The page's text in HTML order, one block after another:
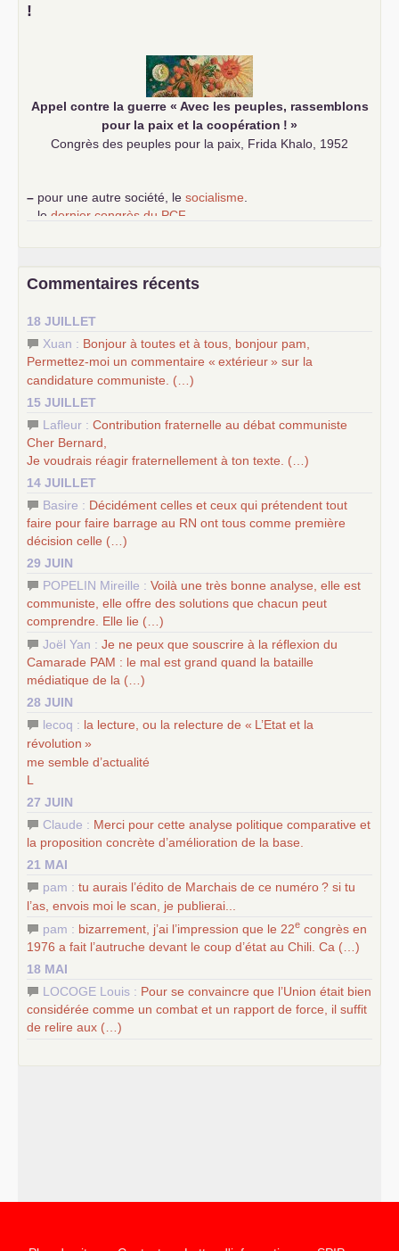
–!
Appel contre la guerre « Avec les peuples, rassemblons
pour la paix et la coopération ! »
Congrès des peuples pour la paix, Frida Khalo, 1952
– pour une autre société, le socialisme
le dernier congrès du PCF
science sociale de notre temps
d’Europe
–lescinq chantiers pour contribuer au débat sur le projet
communiste
Commentaires récents
18 JUILLET
Xuan : Bonjour à toutes et à tous, bonjour pam,
Permettez-moi un commentaire « extérieur» sur la
candidature communiste. (…)
15 JUILLET
Lafleur : Contribution fraternelle au débat communiste
Cher Bernard,
Je voudrais réagir fraternellement à ton texte. (…)
14 JUILLET
Basire : Décidément celles et ceux qui prétendent tout
faire pour faire barrage au RN ont tous comme première
décision celle (…)
29 JUIN
POPELIN Mireille : Voilà une très bonne analyse, elle est
communiste, elle offre des solutions que chacun peut
comprendre. Elle lie (…)
Joël Yan : Je ne peux que souscrire à la réflexion du
Camarade PAM : le mal est grand quand la bataille
médiatique de la (…)
28 JUIN
lecoq : la lecture, ou la relecture de « L’Etat et la
révolution »
me semble d’actualité
L
27 JUIN
Claude : Merci pour cette analyse politique comparative et
la proposition concrète d’amélioration de la base.
21 MAI
pam : tu aurais l’édito de Marchais de ce numéro? si tu
l’as, envois moi le scan, je publierai...
pam : bizarrement, j’ai l’impression que le 22e congrès en
1976 a fait l’autruche devant le coup d’état au Chili. Ca (…)
18 MAI
LOCOGE Louis : Pour se convaincre que l’Union était bien
considérée comme un combat et un rapport de force, il suffit
de relire aux (…)